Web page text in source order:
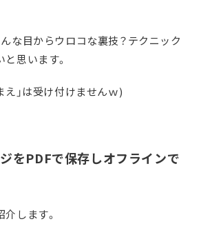
な目からウロコな裏技？テクニック
思います。
え」は受け付けませんｗ)
をPDFで保存しオフラインで
します。